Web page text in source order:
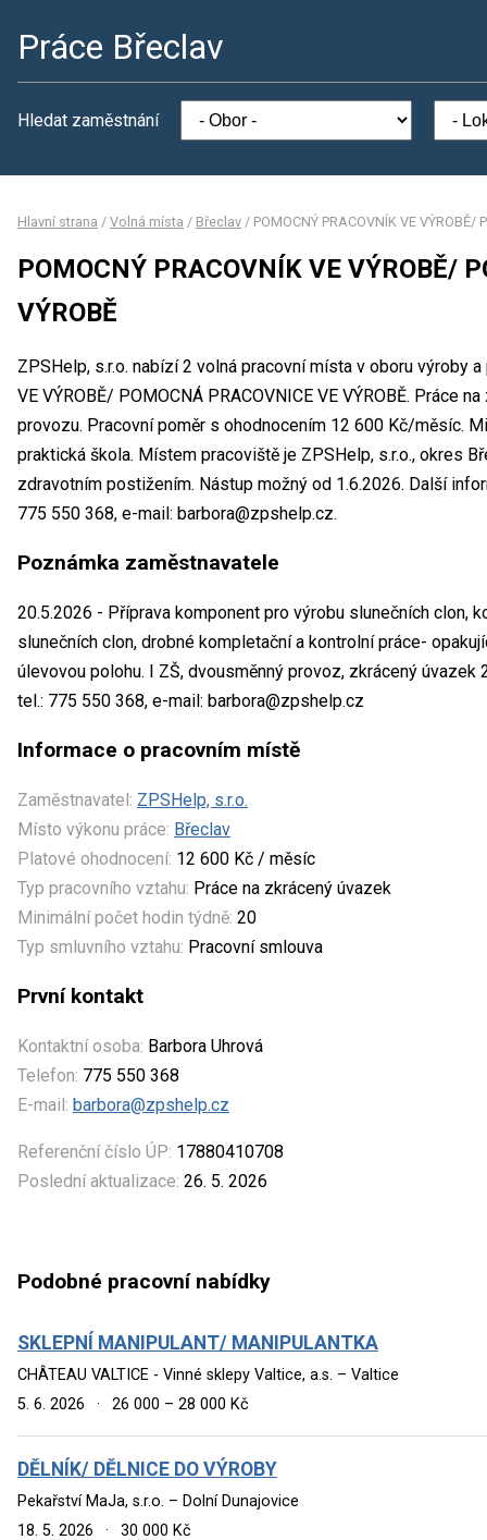
Práce Břeclav
Hledat zaměstnání
Hlavní strana / Volná místa / Břeclav / POMOCNÝ PRACOVNÍK VE VÝROBĚ/
POMOCNÝ PRACOVNÍK VE VÝROBĚ/
VÝROBĚ
ZPSHelp, s.r.o. nabízí 2 volná pracovní místa v oboru výroby
VE VÝROBĚ/ POMOCNÁ PRACOVNICE VE VÝROBĚ. Práce
provozu. Pracovní poměr s ohodnocením 12 600 Kč/měsíc.
praktická škola. Místem pracoviště je ZPSHelp, s.r.o., okres
zdravotním postižením. Nástup možný od 1.6.2026. Další
775 550 368, e-mail: barbora@zpshelp.cz.
Poznámka zaměstnavatele
20.5.2026 - Příprava komponent pro výrobu slunečních clon,
slunečních clon, drobné kompletační a kontrolní práce-
úlevovou polohu. I ZŠ, dvousměnný provoz, zkrácený úvazek
tel.: 775 550 368, e-mail: barbora@zpshelp.cz
Informace o pracovním místě
Zaměstnavatel: ZPSHelp, s.r.o.
Místo výkonu práce: Břeclav
Platové ohodnocení: 12 600 Kč / měsíc
Typ pracovního vztahu: Práce na zkrácený úvazek
Minimální počet hodin týdně: 20
Typ smluvního vztahu: Pracovní smlouva
První kontakt
Kontaktní osoba: Barbora Uhrová
Telefon: 775 550 368
E-mail: barbora@zpshelp.cz
Referenční číslo ÚP: 17880410708
Poslední aktualizace: 26. 5. 2026
Podobné pracovní nabídky
SKLEPNÍ MANIPULANT/ MANIPULANTKA
CHÂTEAU VALTICE - Vinné sklepy Valtice, a.s. – Valtice
5. 6. 2026
· 26 000 – 28 000 Kč
DĚLNÍK/ DĚLNICE DO VÝROBY
Pekařství MaJa, s.r.o. – Dolní Dunajovice
18. 5. 2026
· 30 000 Kč